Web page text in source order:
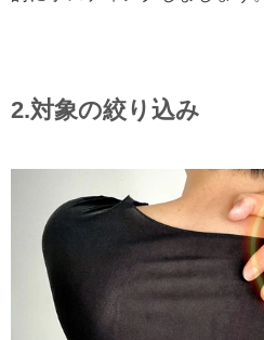
2.対象の絞り込み